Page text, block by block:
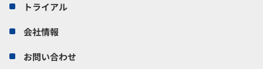
トライアル
会社情報
お問い合わせ